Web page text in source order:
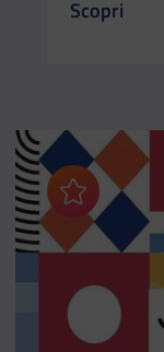
Il link ti
Scopri
Aggiungi ai